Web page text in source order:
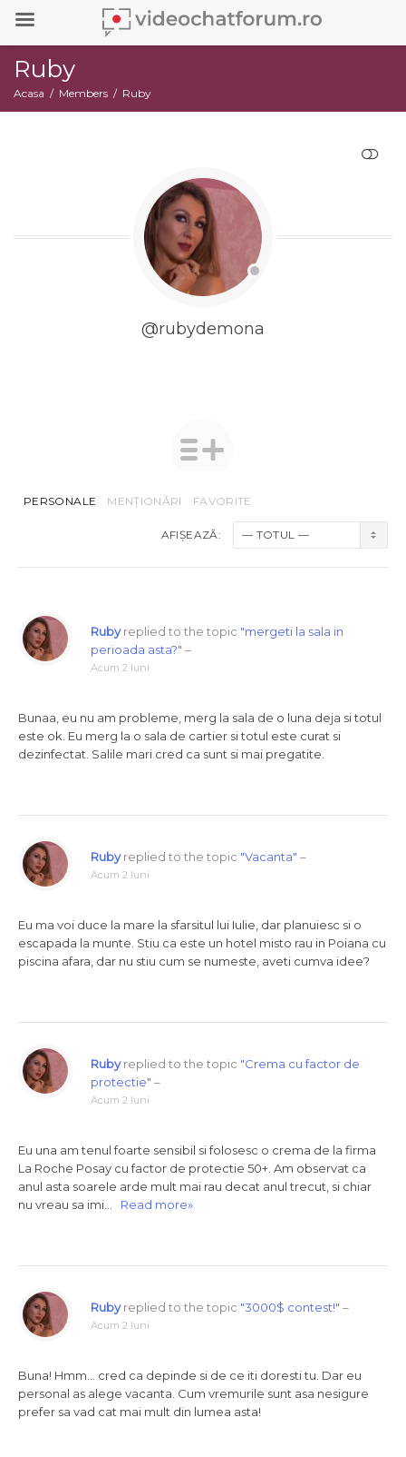
Ruby
Acasa Members Ruby
@rubydemona
PERSONALE MENȚIONĂRI FAVORITE
AFIȘEAZĂ:
Rubyreplied to the topic "mergeti la sala in
perioada asta?" –
Acum 2 luni
Bunaa, eu nu am probleme, merg la sala de o luna deja si totul
este ok. Eu merg la o sala de cartier si totul este curat si
dezinfectat. Salile mari cred ca sunt si mai pregatite.
Rubyreplied to the topic "Vacanta" –
Acum 2 luni
Eu ma voi duce la mare la sfarsitul lui Iulie, dar planuiesc si o
escapada la munte. Stiu ca este un hotel misto rau in Poiana cu
piscina afara, dar nu stiu cum se numeste, aveti cumva idee?
Rubyreplied to the topic "Crema cu factor de
protectie" –
Acum 2 luni
Eu una am tenul foarte sensibil si folosesc o crema de la firma
La Roche Posay cu factor de protectie 50+. Am observat ca
anul asta soarele arde mult mai rau decat anul trecut, si chiar
nu vreau sa imi… Read more»
Rubyreplied to the topic "3000$ contest!" –
Acum 2 luni
Buna! Hmm… cred ca depinde si de ce iti doresti tu. Dar eu
personal as alege vacanta. Cum vremurile sunt asa nesigure
prefer sa vad cat mai mult din lumea asta!